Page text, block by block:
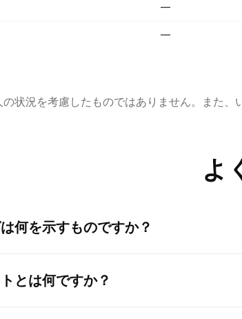
—
—
状況を考慮したものではありません。また、
よ
何を示すものですか？
とは何ですか？